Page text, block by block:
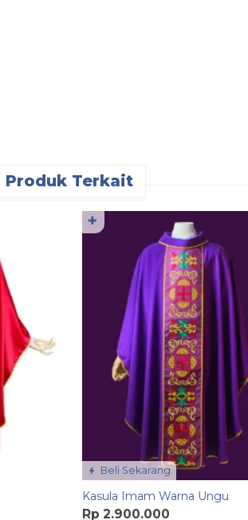
Produk Terkait
Beli Sekarang
Kasula Imam Warna Ungu
Rp 2.900.000
✚